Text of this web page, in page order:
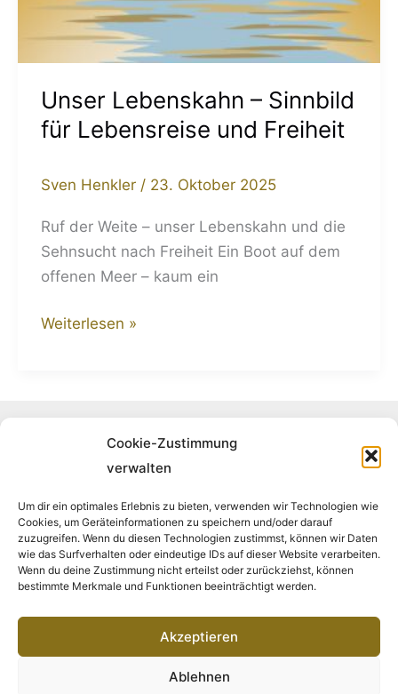
Cookie-Zustimmung
verwalten
Um dir ein optimales Erlebnis zu bieten, verwenden wir Technologien wie
Cookies, um Geräteinformationen zu speichern und/oder darauf
zuzugreifen. Wenn du diesen Technologien zustimmst, können wir Daten
wie das Surfverhalten oder eindeutige IDs auf dieser Website verarbeiten.
Wenn du deine Zustimmung nicht erteilst oder zurückziehst, können
bestimmte Merkmale und Funktionen beeinträchtigt werden.
Akzeptieren
Ablehnen
Unser Lebenskahn – Sinnbild
für Lebensreise und Freiheit
Sven Henkler / 23. Oktober 2025
Ruf der Weite – unser Lebenskahn und die
Sehnsucht nach Freiheit Ein Boot auf dem
offenen Meer – kaum ein
Weiterlesen »
Folge uns auf Facebook
Impressum
Datenschutz